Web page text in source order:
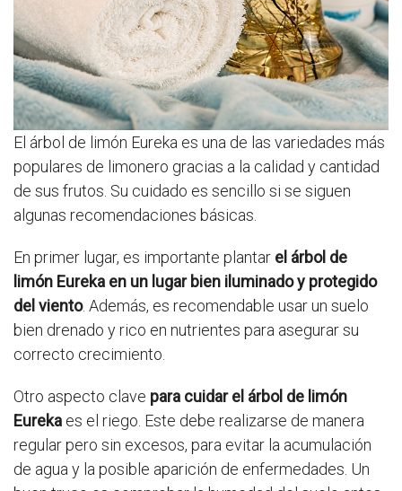
El árbol de limón Eureka es una de las variedades más
populares de limonero gracias a la calidad y cantidad
de sus frutos. Su cuidado es sencillo si se siguen
algunas recomendaciones básicas.
En primer lugar, es importante plantar el árbol de
limón Eureka en un lugar bien iluminado y protegido
del viento. Además, es recomendable usar un suelo
bien drenado y rico en nutrientes para asegurar su
correcto crecimiento.
Otro aspecto clave para cuidar el árbol de limón
Eureka es el riego. Este debe realizarse de manera
regular pero sin excesos, para evitar la acumulación
de agua y la posible aparición de enfermedades. Un